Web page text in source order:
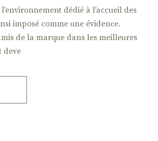
dédié à l’accueil des
imposé comme une évidence.
de la marque dans les meilleures
deve